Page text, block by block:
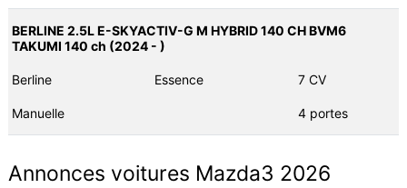
BERLINE 2.5L E-SKYACTIV-G M HYBRID 140 CH BVM6
TAKUMI 140 ch (2024 - )
Berline Essence 7 CV
Manuelle 4 portes
Annonces voitures Mazda3 2026